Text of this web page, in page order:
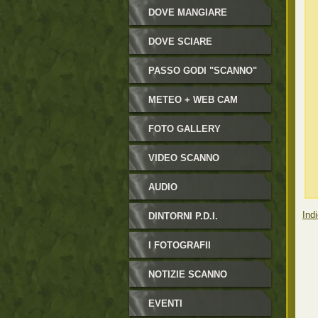
DOVE MANGIARE
DOVE SCIARE
PASSO GODI "SCANNO"
METEO + WEB CAM
FOTO GALLERY
VIDEO SCANNO
AUDIO
DINTORNI P.D.I.
I FOTOGRAFII
NOTIZIE SCANNO
EVENTI